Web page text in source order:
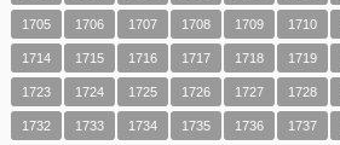
1705 1706 1707 1708 1709 1710
1714 1715 1716 1717 1718 1719
1723 1724 1725 1726 1727 1728
1732 1733 1734 1735 1736 1737